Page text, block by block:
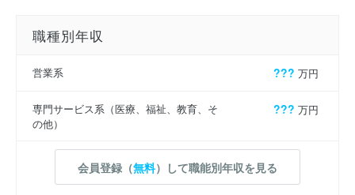
職種別年収
営業系 ??? 万円
専門サービス系（医療、福祉、教育、そ
の他）
??? 万円
会員登録（無料）して職能別年収を見る